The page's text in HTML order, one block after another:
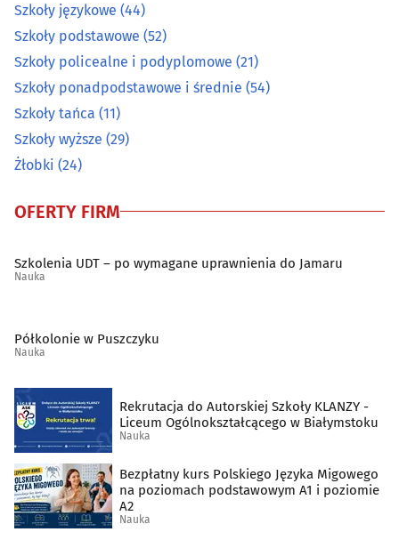
Szkoły językowe (44)
Szkoły podstawowe (52)
Szkoły policealne i podyplomowe (21)
Szkoły ponadpodstawowe i średnie (54)
Szkoły tańca (11)
Szkoły wyższe (29)
Żłobki (24)
OFERTY FIRM
Szkolenia UDT – po wymagane uprawnienia do Jamaru
Nauka
Półkolonie w Puszczyku
Nauka
Rekrutacja do Autorskiej Szkoły KLANZY -
Liceum Ogólnokształcącego w Białymstoku
Nauka
Bezpłatny kurs Polskiego Języka Migowego
na poziomach podstawowym A1 i poziomie
A2
Nauka